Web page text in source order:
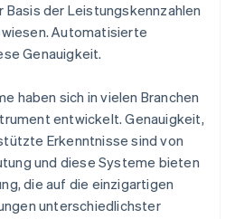
Basis der Leistungskennzahlen
Automatisierte
Genauigkeit.
haben sich in vielen Branchen
entwickelt. Genauigkeit,
Erkenntnisse sind von
und diese Systeme bieten
die auf die einzigartigen
unterschiedlichster